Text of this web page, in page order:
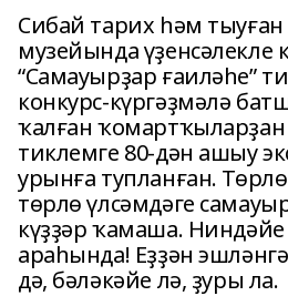
Сибай тарих һәм
музейында үҙенсәлекле
“Самауырҙар ғаиләһе”
конкурс-күргәҙмәлә
ҡалған
тиклемге 80-дән ашыу
урынға тупланған.
төрлө үлсәмдәге
күҙҙәр ҡамаша.
араһында! Еҙҙән
дә, бәләкәйе лә, ҙуры ла.